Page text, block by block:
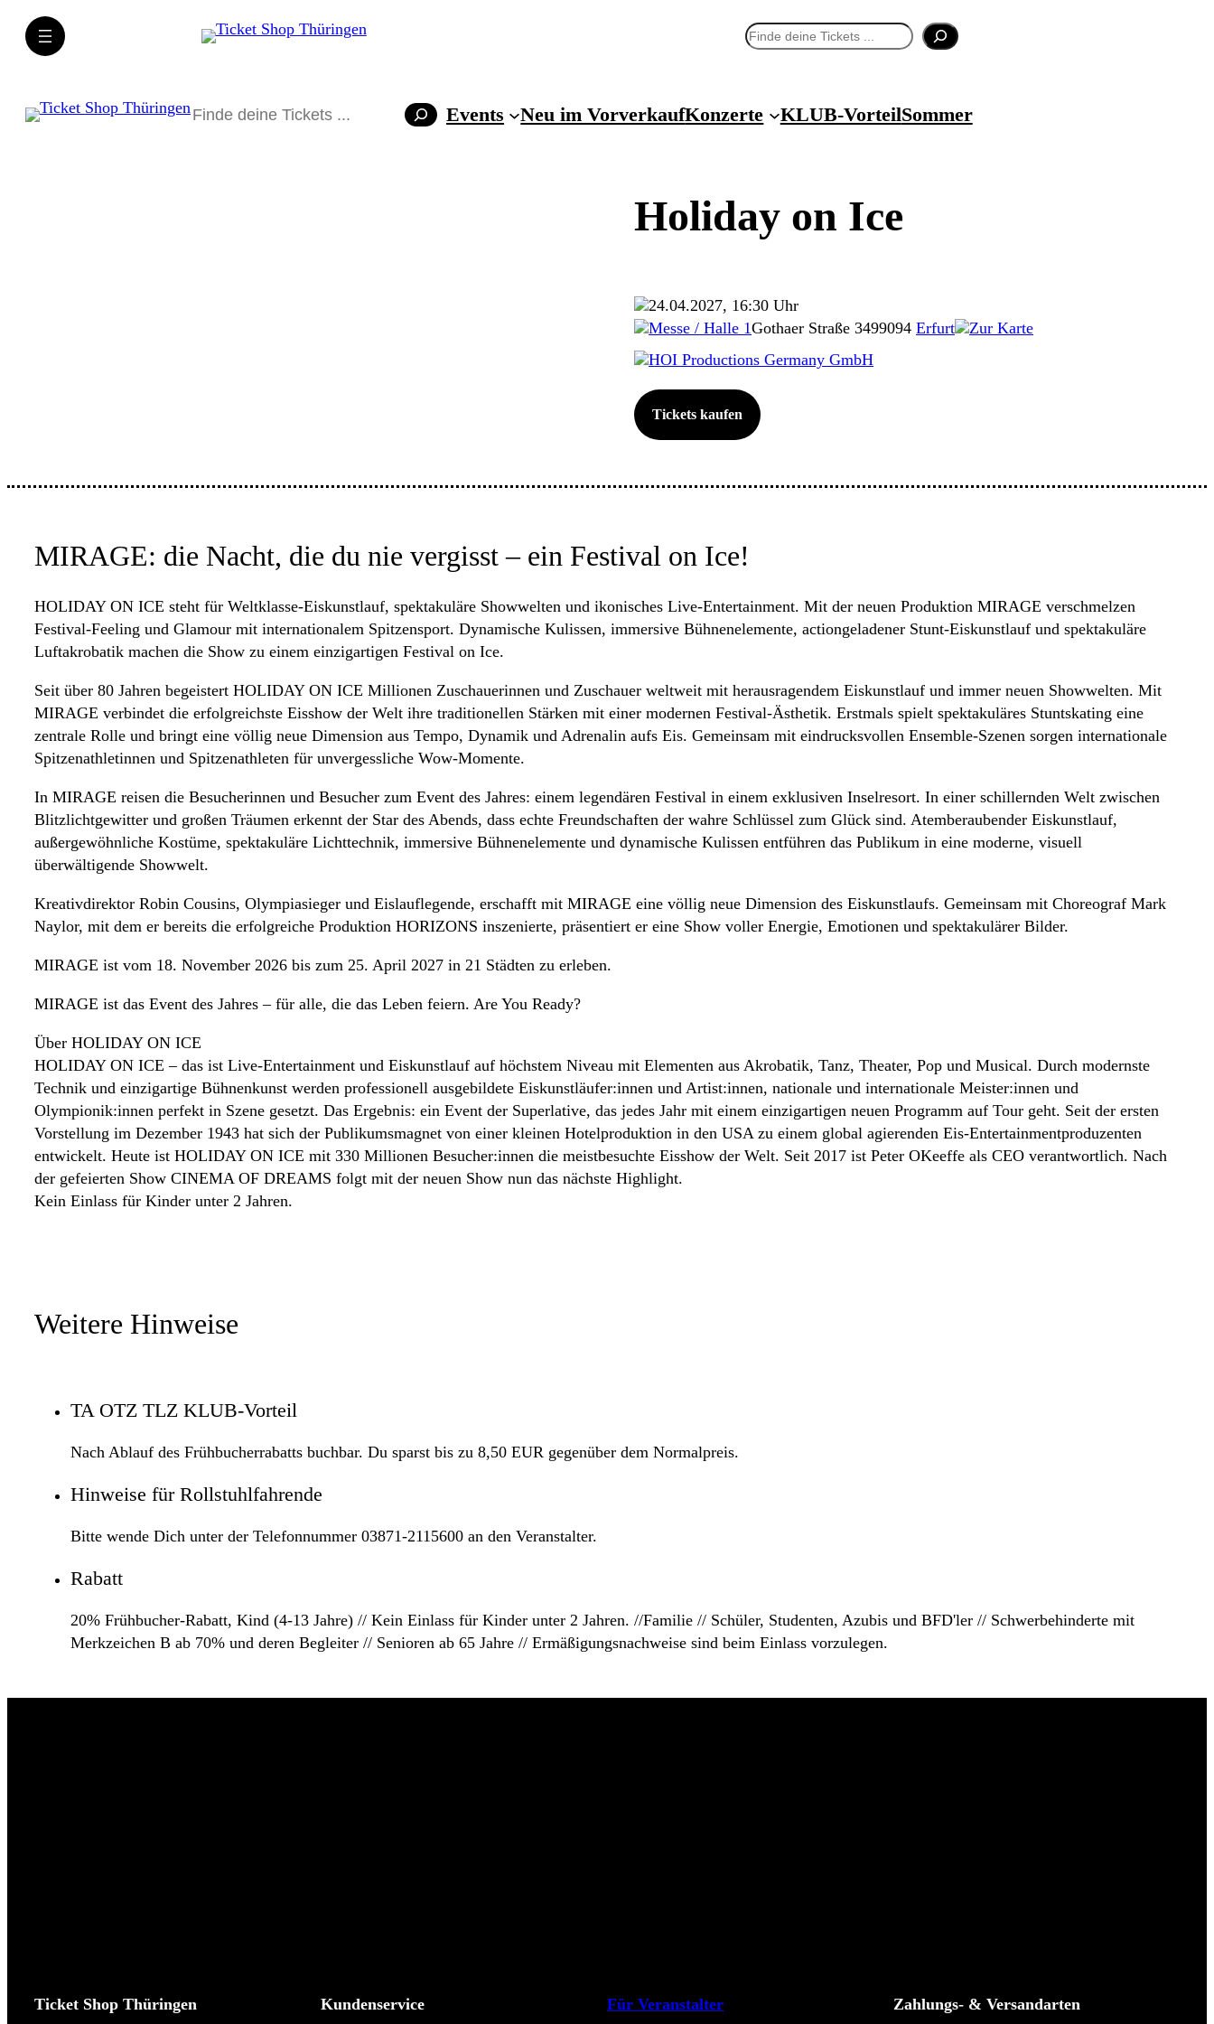
Suchen
Suchen Events Neu im VorverkaufKonzerte KLUB-VorteilSommer
Holiday on Ice
24.04.2027, 16:30 Uhr
Messe / Halle 1Gothaer Straße 3499094 Erfurt
Zur Karte
HOI Productions Germany GmbH
Tickets kaufen
MIRAGE: die Nacht, die du nie vergisst – ein Festival on Ice!
HOLIDAY ON ICE steht für Weltklasse-Eiskunstlauf, spektakuläre Showwelten und ikonisches Live-Entertainment. Mit der neuen Produktion MIRAGE verschmelzen
Festival-Feeling und Glamour mit internationalem Spitzensport. Dynamische Kulissen, immersive Bühnenelemente, actiongeladener Stunt-Eiskunstlauf und spektakuläre
Luftakrobatik machen die Show zu einem einzigartigen Festival on Ice.
Seit über 80 Jahren begeistert HOLIDAY ON ICE Millionen Zuschauerinnen und Zuschauer weltweit mit herausragendem Eiskunstlauf und immer neuen Showwelten. Mit
MIRAGE verbindet die erfolgreichste Eisshow der Welt ihre traditionellen Stärken mit einer modernen Festival-Ästhetik. Erstmals spielt spektakuläres Stuntskating eine
zentrale Rolle und bringt eine völlig neue Dimension aus Tempo, Dynamik und Adrenalin aufs Eis. Gemeinsam mit eindrucksvollen Ensemble-Szenen sorgen internationale
Spitzenathletinnen und Spitzenathleten für unvergessliche Wow-Momente.
In MIRAGE reisen die Besucherinnen und Besucher zum Event des Jahres: einem legendären Festival in einem exklusiven Inselresort. In einer schillernden Welt zwischen
Blitzlichtgewitter und großen Träumen erkennt der Star des Abends, dass echte Freundschaften der wahre Schlüssel zum Glück sind. Atemberaubender Eiskunstlauf,
außergewöhnliche Kostüme, spektakuläre Lichttechnik, immersive Bühnenelemente und dynamische Kulissen entführen das Publikum in eine moderne, visuell
überwältigende Showwelt.
Kreativdirektor Robin Cousins, Olympiasieger und Eislauflegende, erschafft mit MIRAGE eine völlig neue Dimension des Eiskunstlaufs. Gemeinsam mit Choreograf Mark
Naylor, mit dem er bereits die erfolgreiche Produktion HORIZONS inszenierte, präsentiert er eine Show voller Energie, Emotionen und spektakulärer Bilder.
MIRAGE ist vom 18. November 2026 bis zum 25. April 2027 in 21 Städten zu erleben.
MIRAGE ist das Event des Jahres – für alle, die das Leben feiern. Are You Ready?
Über HOLIDAY ON ICE
HOLIDAY ON ICE – das ist Live-Entertainment und Eiskunstlauf auf höchstem Niveau mit Elementen aus Akrobatik, Tanz, Theater, Pop und Musical. Durch modernste
Technik und einzigartige Bühnenkunst werden professionell ausgebildete Eiskunstläufer:innen und Artist:innen, nationale und internationale Meister:innen und
Olympionik:innen perfekt in Szene gesetzt. Das Ergebnis: ein Event der Superlative, das jedes Jahr mit einem einzigartigen neuen Programm auf Tour geht. Seit der ersten
Vorstellung im Dezember 1943 hat sich der Publikumsmagnet von einer kleinen Hotelproduktion in den USA zu einem global agierenden Eis-Entertainmentproduzenten
entwickelt. Heute ist HOLIDAY ON ICE mit 330 Millionen Besucher:innen die meistbesuchte Eisshow der Welt. Seit 2017 ist Peter OKeeffe als CEO verantwortlich. Nach
der gefeierten Show CINEMA OF DREAMS folgt mit der neuen Show nun das nächste Highlight.
Kein Einlass für Kinder unter 2 Jahren.
Weitere Hinweise
TA OTZ TLZ KLUB-Vorteil
Nach Ablauf des Frühbucherrabatts buchbar. Du sparst bis zu 8,50 EUR gegenüber dem Normalpreis.
Hinweise für Rollstuhlfahrende
Bitte wende Dich unter der Telefonnummer 03871-2115600 an den Veranstalter.
Rabatt
20% Frühbucher-Rabatt, Kind (4-13 Jahre) // Kein Einlass für Kinder unter 2 Jahren. //Familie // Schüler, Studenten, Azubis und BFD'ler // Schwerbehinderte mit
Merkzeichen B ab 70% und deren Begleiter // Senioren ab 65 Jahre // Ermäßigungsnachweise sind beim Einlass vorzulegen.
Ticket Shop Thüringen Kundenservice Für Veranstalter Zahlungs- & Versandarten